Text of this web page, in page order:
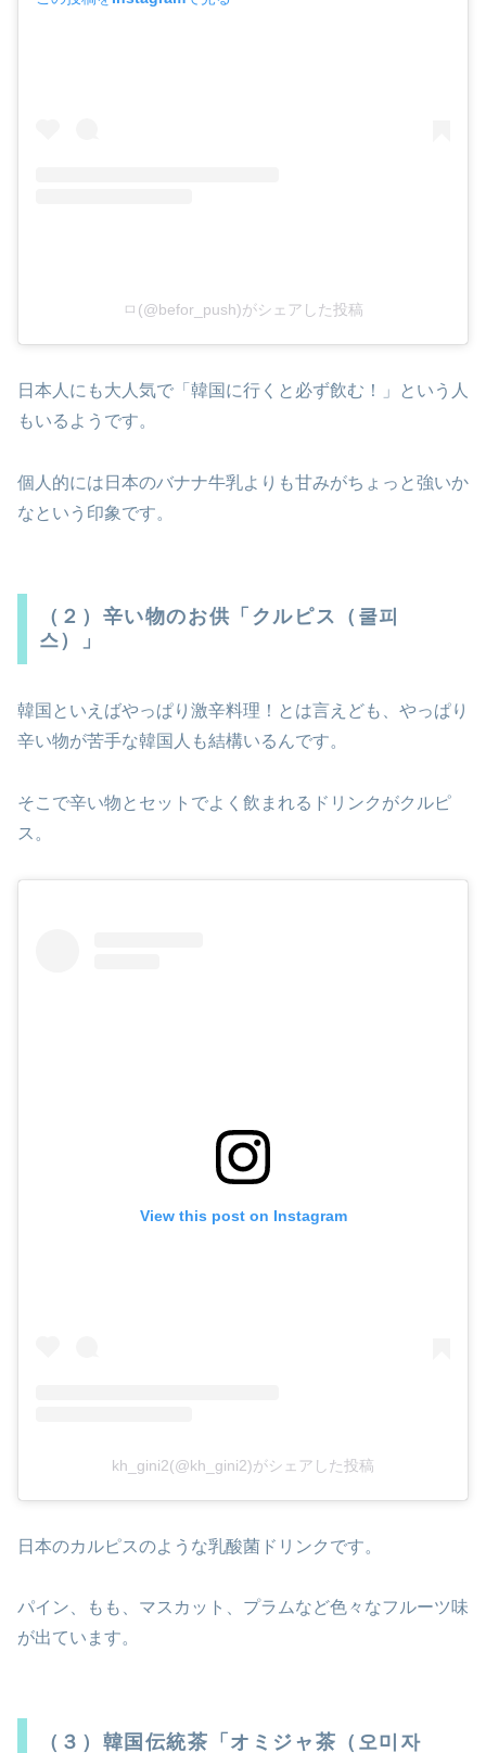
ㅁ(@befor_push)がシェアした投稿
日本人にも大人気で「韓国に行くと必ず飲む！」という人
もいるようです。
個人的には日本のバナナ牛乳よりも甘みがちょっと強いか
なという印象です。
（２）辛い物のお供「クルピス（쿨피
스）」
韓国といえばやっぱり激辛料理！とは言えども、やっぱり
辛い物が苦手な韓国人も結構いるんです。
そこで辛い物とセットでよく飲まれるドリンクがクルピ
ス。
View this post on Instagram
kh_gini2(@kh_gini2)がシェアした投稿
日本のカルピスのような乳酸菌ドリンクです。
パイン、もも、マスカット、プラムなど色々なフルーツ味
が出ています。
（３）韓国伝統茶「オミジャ茶（오미자